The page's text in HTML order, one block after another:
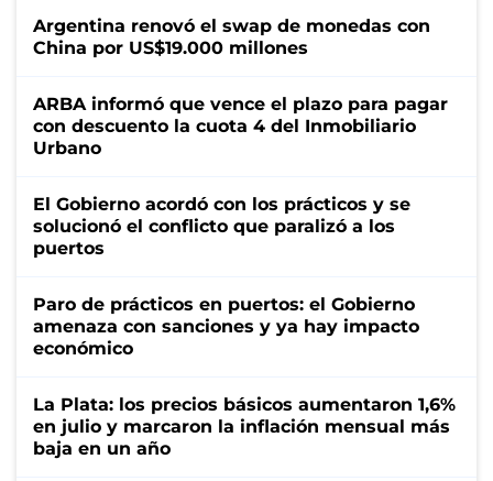
Argentina renovó el swap de monedas con
China por US$19.000 millones
ARBA informó que vence el plazo para pagar
con descuento la cuota 4 del Inmobiliario
Urbano
El Gobierno acordó con los prácticos y se
solucionó el conflicto que paralizó a los
puertos
Paro de prácticos en puertos: el Gobierno
amenaza con sanciones y ya hay impacto
económico
La Plata: los precios básicos aumentaron 1,6%
en julio y marcaron la inflación mensual más
baja en un año